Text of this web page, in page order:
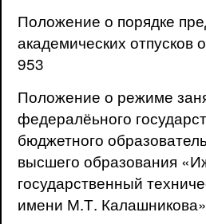
Положение о порядке
академических
953
Положение о режиме
федералёьного
бюджетного
высшего образования
государственный
имени М.Т. Калашникова»